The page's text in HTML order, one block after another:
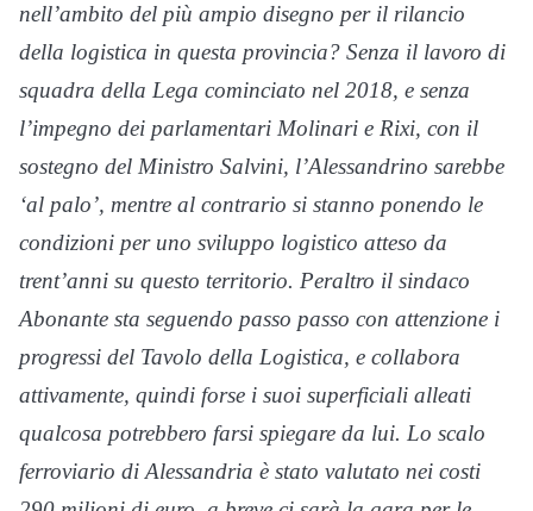
nell’ambito del più ampio disegno per il rilancio
della logistica in questa provincia? Senza il lavoro di
squadra della Lega cominciato nel 2018, e senza
l’impegno dei parlamentari Molinari e Rixi, con il
sostegno del Ministro Salvini, l’Alessandrino sarebbe
‘al palo’, mentre al contrario si stanno ponendo le
condizioni per uno sviluppo logistico atteso da
trent’anni su questo territorio. Peraltro il sindaco
Abonante sta seguendo passo passo con attenzione i
progressi del Tavolo della Logistica, e collabora
attivamente, quindi forse i suoi superficiali alleati
qualcosa potrebbero farsi spiegare da lui. Lo scalo
ferroviario di Alessandria è stato valutato nei costi